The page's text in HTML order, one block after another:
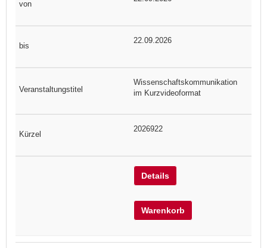
22.09.2026
Wissenschaftskommunikation
im Kurzvideoformat
2026922
Details
Warenkorb